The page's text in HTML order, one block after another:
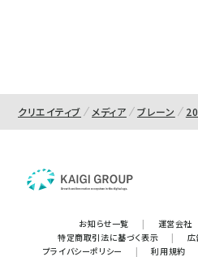
クリエイティブ メディア ブレーン
お知らせ一覧 | 運営会社
特定商取引法に基づく表示
| 広
プライバシーポリシー
| 利用規約